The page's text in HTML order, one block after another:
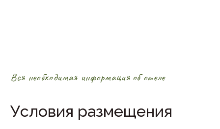
Вся необходимая информация об отеле
Условия размещения